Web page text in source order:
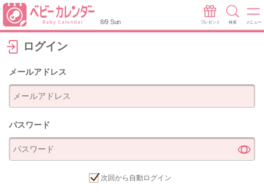
8/9 Sun プレゼント 検索 メニュー
ログイン
メールアドレス
パスワード
次回から自動ログイン